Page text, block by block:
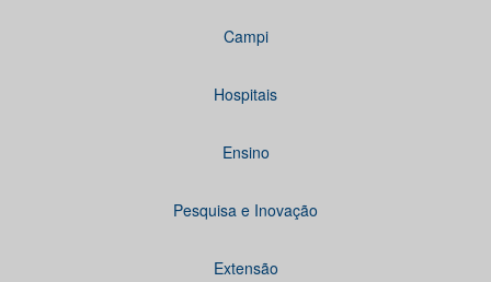
Campi
Hospitais
Ensino
Pesquisa e Inovação
Extensão